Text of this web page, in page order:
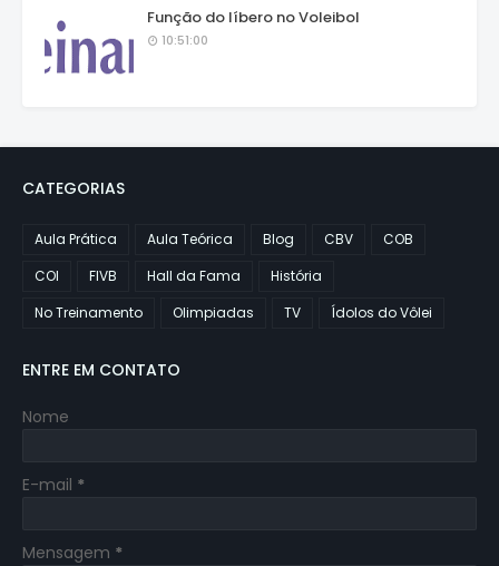
Função do líbero no Voleibol
10:51:00
CATEGORIAS
Aula Prática Aula Teórica Blog CBV
COB
COI
FIVB Hall da Fama
História
No Treinamento
Olimpiadas TV Ídolos do Vôlei
ENTRE EM CONTATO
Nome
E-mail *
Mensagem *